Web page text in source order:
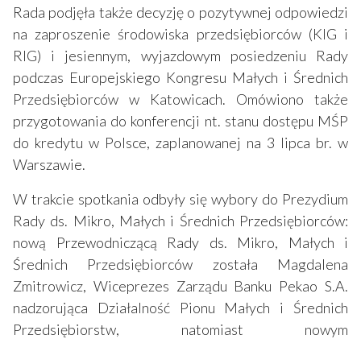
Rada podjęła także decyzję o pozytywnej odpowiedzi
na zaproszenie środowiska przedsiębiorców (KIG i
RIG) i jesiennym, wyjazdowym posiedzeniu Rady
podczas Europejskiego Kongresu Małych i Średnich
Przedsiębiorców w Katowicach. Omówiono także
przygotowania do konferencji nt. stanu dostępu MŚP
do kredytu w Polsce, zaplanowanej na 3 lipca br. w
Warszawie.
W trakcie spotkania odbyły się wybory do Prezydium
Rady ds. Mikro, Małych i Średnich Przedsiębiorców:
nową Przewodniczącą Rady ds. Mikro, Małych i
Średnich Przedsiębiorców została Magdalena
Zmitrowicz, Wiceprezes Zarządu Banku Pekao S.A.
nadzorująca Działalność Pionu Małych i Średnich
Przedsiębiorstw, natomiast nowym